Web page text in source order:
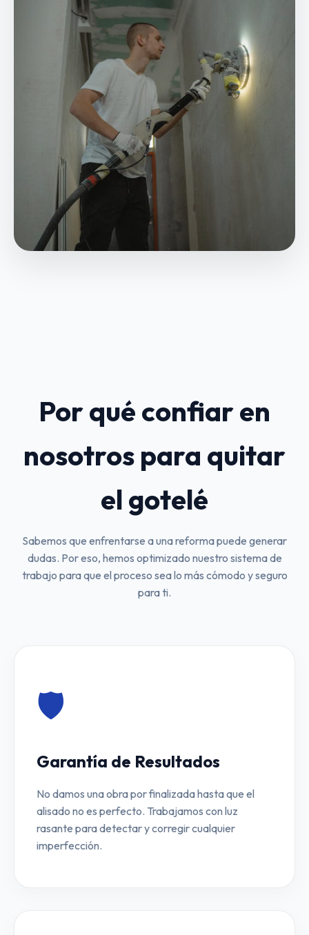
Por qué confiar en
nosotros para quitar
el gotelé
Sabemos que enfrentarse a una reforma puede generar
dudas. Por eso, hemos optimizado nuestro sistema de
trabajo para que el proceso sea lo más cómodo y seguro
para ti.
🛡️
Garantía de Resultados
No damos una obra por finalizada hasta que el
alisado no es perfecto. Trabajamos con luz
rasante para detectar y corregir cualquier
imperfección.